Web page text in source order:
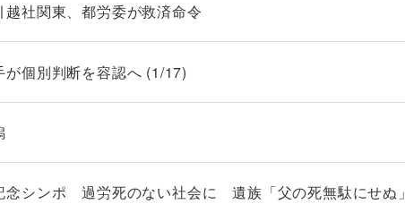
社関東、都労委が救済命令
個別判断を容認へ (1/17)
念シンポ 過労死のない社会に 遺族「父の死無駄にせぬ」